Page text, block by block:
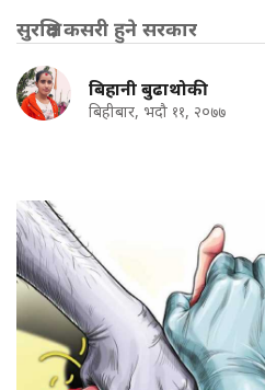
सुरक्षित कसरी हुने सरकार
बिहानी बुढाथोकी
बिहीबार, भदौ ११, २०७७